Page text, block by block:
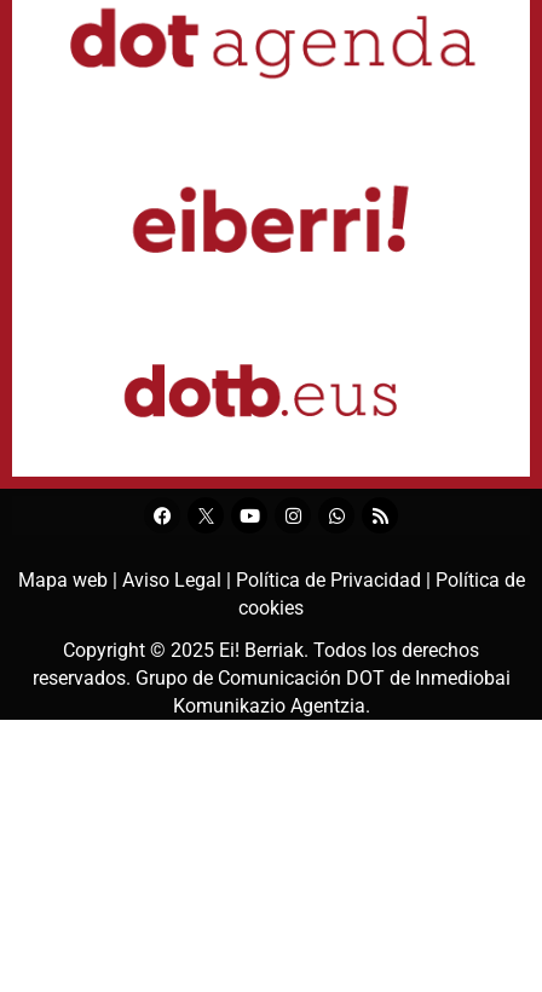
Mapa web | Aviso Legal | Política de Privacidad |
Política de
cookies
Copyright © 2025 Ei! Berriak. Todos los derechos
reservados. Grupo de Comunicación DOT de Inmediobai
Komunikazio Agentzia.